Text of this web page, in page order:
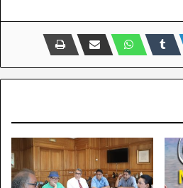
ودعم المبدعين الشباب.
منيف، مديرة الفنون السمعية
نيابة عن أسرة الفقيد، وسط
والإعلاميين التونسيين.
فيلم “صمت القصور” للمخرجة
بانطلاق سلسلة عروض الأفلام
والإبداع المستمر في السينما